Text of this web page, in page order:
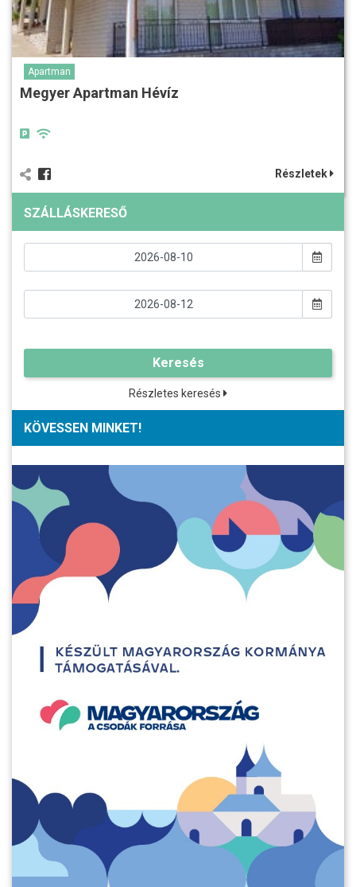
Apartman
Megyer Apartman Hévíz
Részletek
SZÁLLÁSKERESŐ
Keresés
Részletes keresés
KÖVESSEN MINKET!